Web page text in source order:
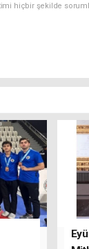
hiçbir şekilde